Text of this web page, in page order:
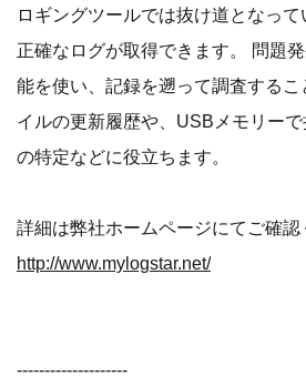
ロギングツールでは抜け道となって
正確なログが取得できます。 問題
能を使い、記録を遡って調査する
イルの更新履歴や、USBメモリー
の特定などに役立ちます。
詳細は弊社ホームページにてご確認
http://www.mylogstar.net/
--------------------